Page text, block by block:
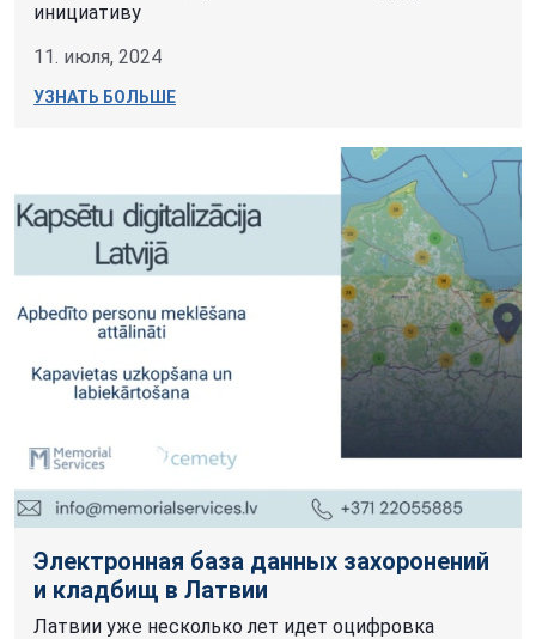
инициативу
11. июля, 2024
УЗНАТЬ БОЛЬШЕ
Электронная база данных захоронений
и кладбищ в Латвии
Латвии уже несколько лет идет оцифровка